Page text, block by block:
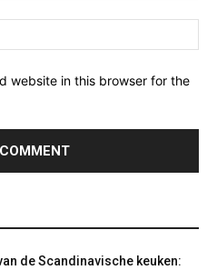
website in this browser for the
de Scandinavische keuken: